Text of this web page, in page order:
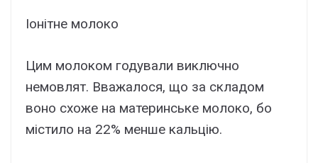
Іонітне молоко
Цим молоком годували виключно
немовлят. Вважалося, що за складом
воно схоже на материнське молоко, бо
містило на 22% менше кальцію.